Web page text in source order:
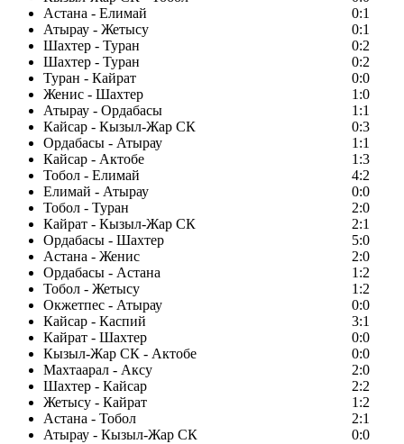
Астана - Елимай
0:1
Атырау - Жетысу
0:1
Шахтер - Туран
0:2
Шахтер - Туран
0:2
Туран - Кайрат
0:0
Женис - Шахтер
1:0
Атырау - Ордабасы
1:1
Кайсар - Кызыл-Жар СК
0:3
Ордабасы - Атырау
1:1
Кайсар - Актобе
1:3
Тобол - Елимай
4:2
Елимай - Атырау
0:0
Тобол - Туран
2:0
Кайрат - Кызыл-Жар СК
2:1
Ордабасы - Шахтер
5:0
Астана - Женис
2:0
Ордабасы - Астана
1:2
Тобол - Жетысу
1:2
Окжетпес - Атырау
0:0
Кайсар - Каспий
3:1
Кайрат - Шахтер
0:0
Кызыл-Жар СК - Актобе
0:0
Махтаарал - Аксу
2:0
Шахтер - Кайсар
2:2
Жетысу - Кайрат
1:2
Астана - Тобол
2:1
Атырау - Кызыл-Жар СК
0:0